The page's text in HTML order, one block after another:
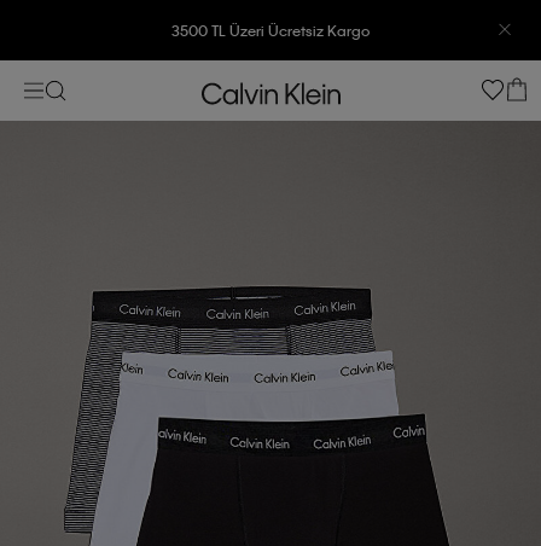
3500 TL Üzeri Ücretsiz Kargo
7500 TL Ve Üzeri Alışverişlerinizde 6 Taksit İmkanı